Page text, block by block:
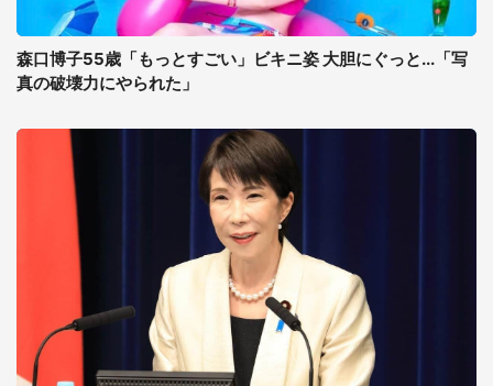
森口博子55歳「もっとすごい」ビキニ姿 大胆にぐっと...「写
真の破壊力にやられた」